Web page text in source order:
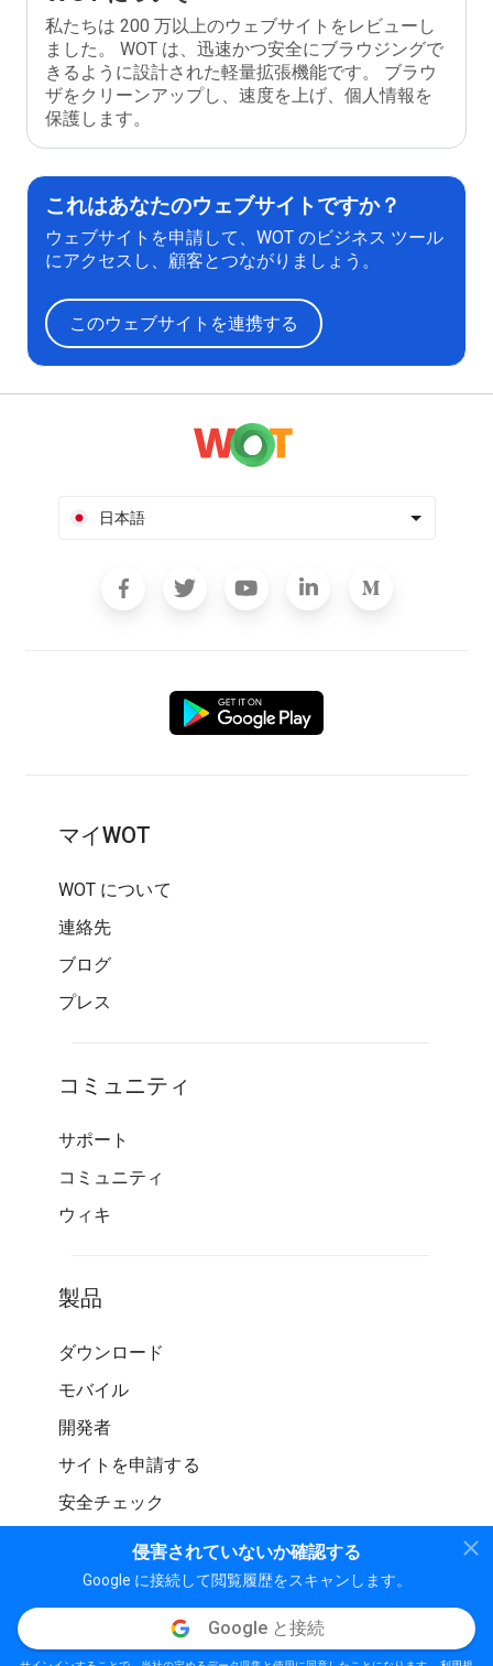
侵害されていないか確認する
Google に接続して閲覧履歴をスキャンします。
Google と接続
私たちは 200 万以上のウェブサイトをレビューし
ました。 WOT は、迅速かつ安全にブラウジングで
きるように設計された軽量拡張機能です。 ブラウ
ザをクリーンアップし、速度を上げ、個人情報を
保護します。
これはあなたのウェブサイトですか？
ウェブサイトを申請して、WOT のビジネス ツール
にアクセスし、顧客とつながりましょう。
このウェブサイトを連携する
日本語
マイWOT
WOT について
連絡先
ブログ
プレス
コミュニティ
サポート
コミュニティ
ウィキ
製品
ダウンロード
モバイル
開発者
サイトを申請する
安全チェック
© WOT サービス LP。 無断転載を禁じます